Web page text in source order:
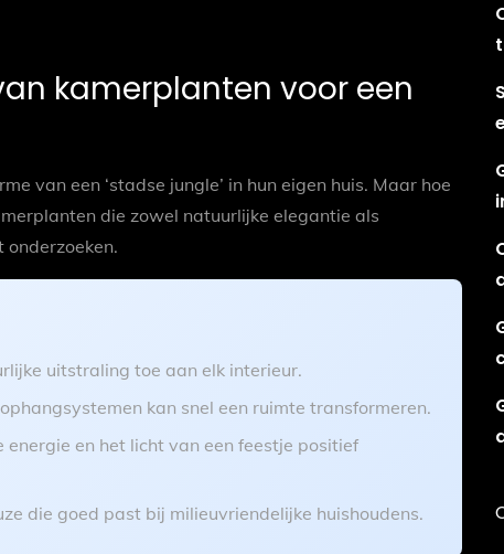
kamerplanten voor een
van een ‘stadse jungle’ in hun eigen huis. Maar hoe
die zowel natuurlijke elegantie als
uitstraling toe aan elk interieur.
kan snel een ruimte transformeren.
en het licht van een feestje positief
die goed past bij milieuvriendelijke huishoudens.